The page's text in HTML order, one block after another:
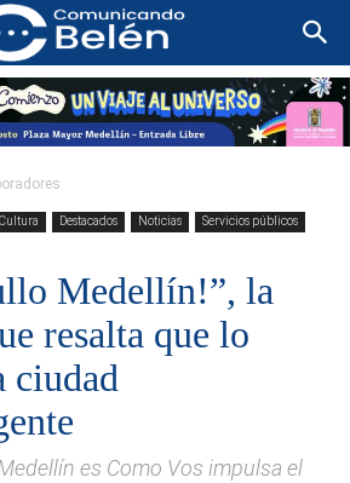
Cultura Destacados Noticias
Servicios públicos
Medellín!”, la
resalta que lo
ciudad
es Como Vos impulsa el